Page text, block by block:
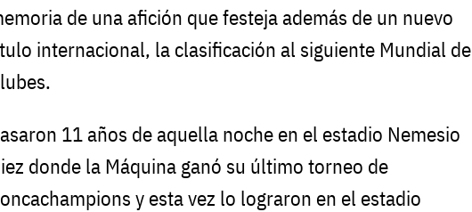
de una afición que festeja además de un nuevo
internacional, la clasificación al siguiente Mundial de
11 años de aquella noche en el estadio Nemesio
donde la Máquina ganó su último torneo de
y esta vez lo lograron en el estadio